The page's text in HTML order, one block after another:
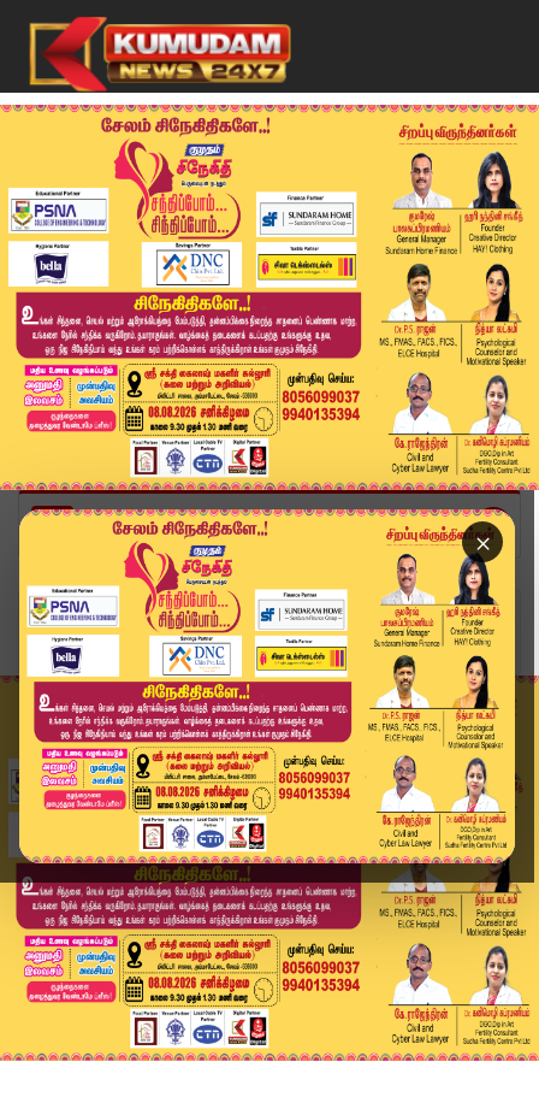
×
Home
தமிழ்நாடு
பாடகர் எஸ்.பி.பி நினைவிடத்தில் அனுமதி மறுப்பு –...